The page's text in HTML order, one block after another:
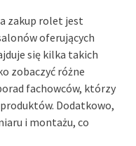
zakup rolet jest
oferujących
się kilka takich
zobaczyć różne
fachowców, którzy
Dodatkowo,
i montażu, co